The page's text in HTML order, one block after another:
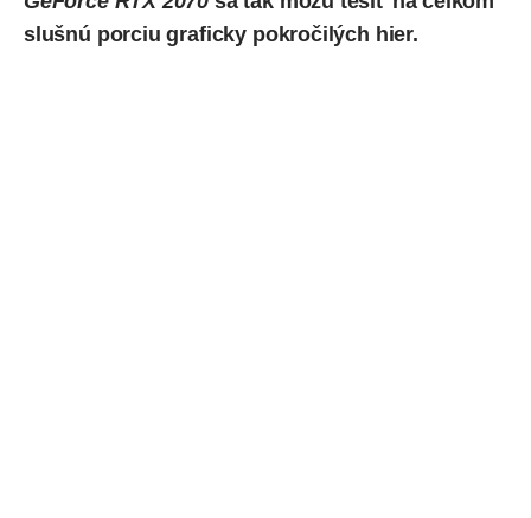
slušnú porciu graficky pokročilých hier.